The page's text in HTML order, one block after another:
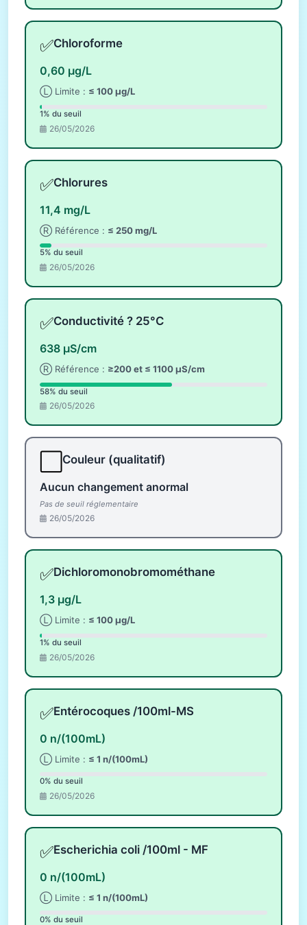
✅Chloroforme
0,60 µg/L
Ⓛ Limite : ≤ 100 µg/L
1% du seuil
26/05/2026
✅Chlorures
11,4 mg/L
Ⓡ Référence : ≤ 250 mg/L
5% du seuil
26/05/2026
✅Conductivité ? 25°C
638 µS/cm
Ⓡ Référence : ≥200 et ≤ 1100 µS/cm
58% du seuil
26/05/2026
Couleur (qualitatif)
Aucun changement anormal
Pas de seuil réglementaire
26/05/2026
✅Dichloromonobromométhane
1,3 µg/L
Ⓛ Limite : ≤ 100 µg/L
1% du seuil
26/05/2026
✅Entérocoques /100ml-MS
0 n/(100mL)
Ⓛ Limite : ≤ 1 n/(100mL)
0% du seuil
26/05/2026
✅Escherichia coli /100ml - MF
0 n/(100mL)
Ⓛ Limite : ≤ 1 n/(100mL)
0% du seuil